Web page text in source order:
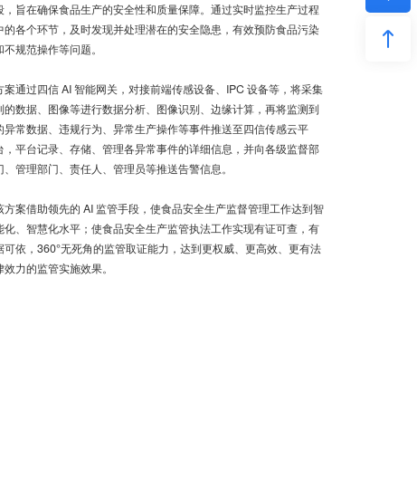
，旨在确保食品生产的安全性和质量保障。通过实时监控生产过程
的各个环节，及时发现并处理潜在的安全隐患，有效预防食品污染
不规范操作等问题。
案通过四信 AI 智能网关，对接前端传感设备、IPC 设备等，将采集
的数据、图像等进行数据分析、图像识别、边缘计算，再将监测到
异常数据、违规行为、异常生产操作等事件推送至四信传感云平
，平台记录、存储、管理各异常事件的详细信息，并向各级监督部
、管理部门、责任人、管理员等推送告警信息。
方案借助领先的 AI 监管手段，使食品安全生产监督管理工作达到智
化、智慧化水平；使食品安全生产监管执法工作实现有证可查，有
可依，360°无死角的监管取证能力，达到更权威、更高效、更有法
效力的监管实施效果。